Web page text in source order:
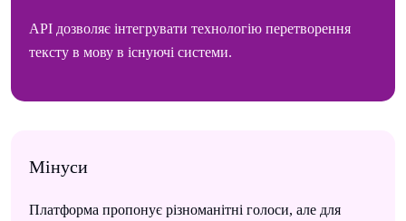
API дозволяє інтегрувати технологію перетворення
тексту в мову в існуючі системи.
Мінуси
Платформа пропонує різноманітні голоси, але для